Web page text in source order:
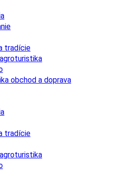
tradície
obchod a doprava
tradície